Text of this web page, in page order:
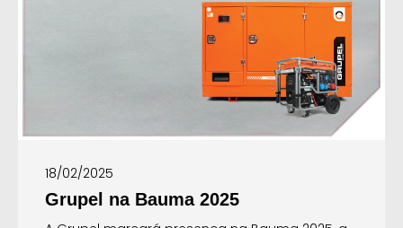
18/02/2025
Grupel na Bauma 2025